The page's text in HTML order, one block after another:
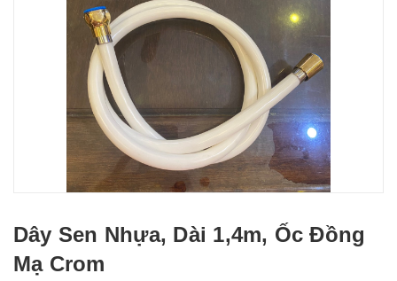
Dây Sen Nhựa, Dài 1,4m, Ốc Đồng
Mạ Crom